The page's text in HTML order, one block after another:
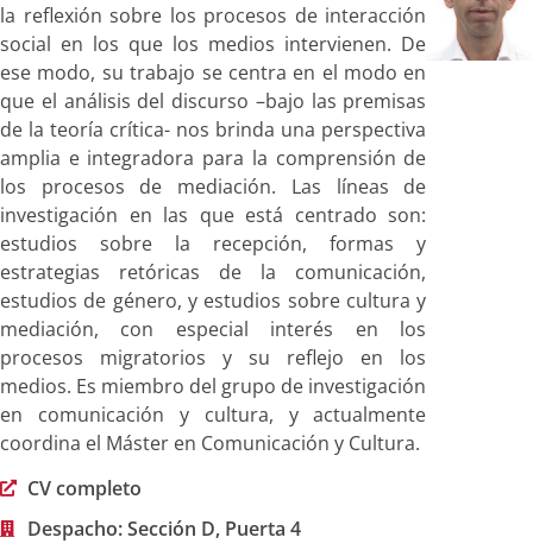
la reflexión sobre los procesos de interacción
social en los que los medios intervienen. De
ese modo, su trabajo se centra en el modo en
que el análisis del discurso –bajo las premisas
de la teoría crítica- nos brinda una perspectiva
amplia e integradora para la comprensión de
los procesos de mediación. Las líneas de
investigación en las que está centrado son:
estudios sobre la recepción, formas y
estrategias retóricas de la comunicación,
estudios de género, y estudios sobre cultura y
mediación, con especial interés en los
procesos migratorios y su reflejo en los
medios. Es miembro del grupo de investigación
en comunicación y cultura, y actualmente
coordina el Máster en Comunicación y Cultura.
CV completo
Despacho: Sección D, Puerta 4